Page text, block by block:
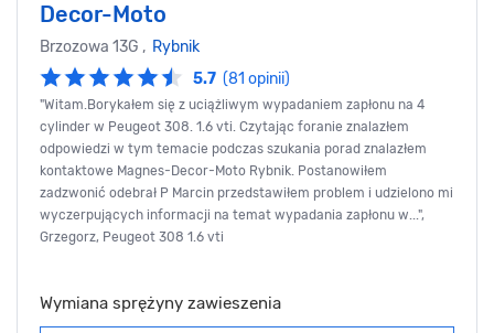
Decor-Moto
Brzozowa 13G , Rybnik
5.7 (81 opinii)
"Witam.Borykałem się z uciążliwym wypadaniem zapłonu na 4
cylinder w Peugeot 308. 1.6 vti. Czytając foranie znalazłem
odpowiedzi w tym temacie podczas szukania porad znalazłem
kontaktowe Magnes-Decor-Moto Rybnik. Postanowiłem
zadzwonić odebrał P Marcin przedstawiłem problem i udzielono mi
wyczerpujących informacji na temat wypadania zapłonu w...",
Grzegorz, Peugeot 308 1.6 vti
Wymiana sprężyny zawieszenia